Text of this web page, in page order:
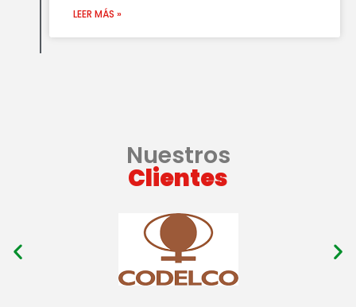
LEER MÁS »
Nuestros
Clientes